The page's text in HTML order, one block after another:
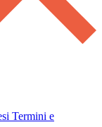
Termini e